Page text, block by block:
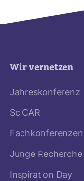
Wir vernetzen
Jahreskonferenz
SciCAR
Fachkonferenzen
Junge Recherche
Inspiration Day